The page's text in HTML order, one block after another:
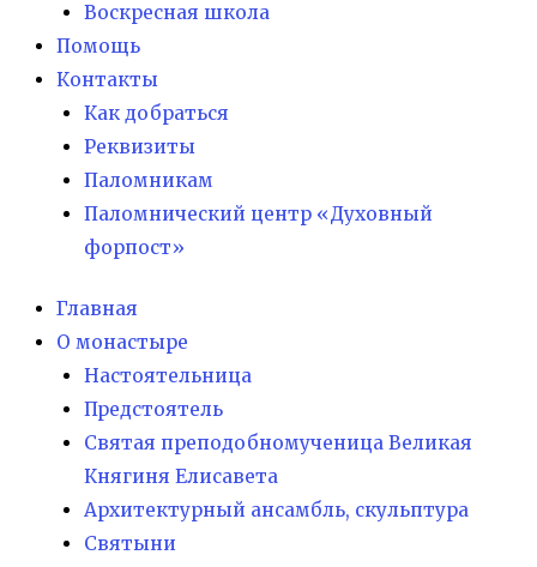
Воскресная школа
Помощь
Контакты
Как добраться
Реквизиты
Паломникам
Паломнический центр «Духовный
форпост»
Главная
О монастыре
Настоятельница
Предстоятель
Святая преподобномученица Великая
Княгиня Елисавета
Архитектурный ансамбль, скульптура
Святыни